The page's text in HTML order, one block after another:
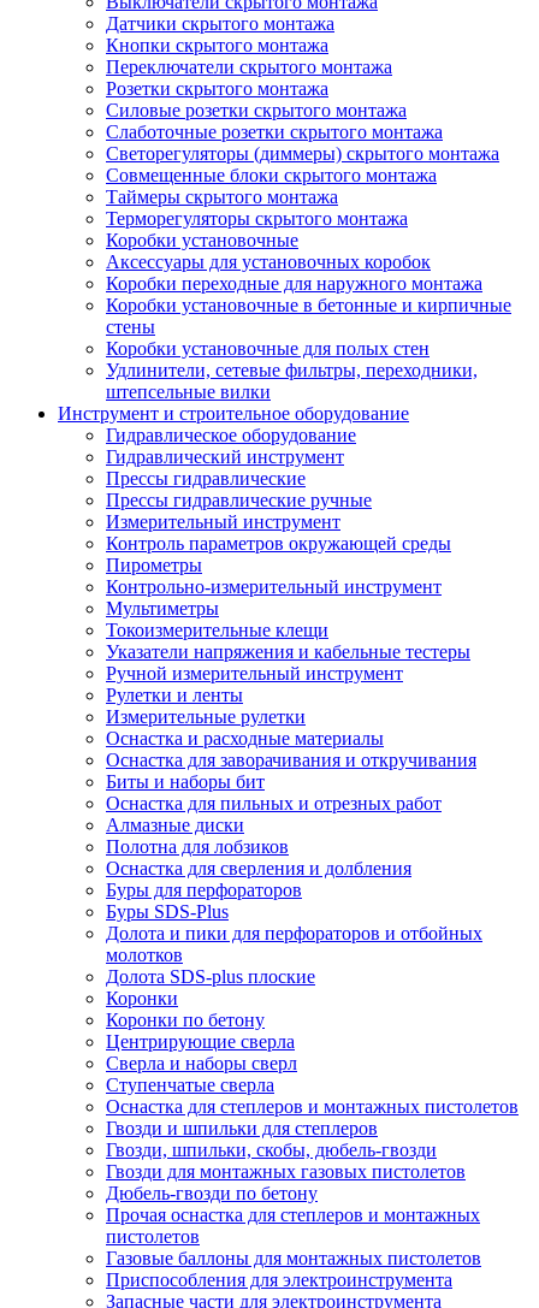
Датчики скрытого монтажа
Кнопки скрытого монтажа
Переключатели скрытого монтажа
Розетки скрытого монтажа
Силовые розетки скрытого монтажа
Слаботочные розетки скрытого монтажа
Светорегуляторы (диммеры) скрытого монтажа
Совмещенные блоки скрытого монтажа
Таймеры скрытого монтажа
Терморегуляторы скрытого монтажа
Коробки установочные
Аксессуары для установочных коробок
Коробки переходные для наружного монтажа
Коробки установочные в бетонные и кирпичные
стены
Коробки установочные для полых стен
Удлинители, сетевые фильтры, переходники,
штепсельные вилки
Инструмент и строительное оборудование
Гидравлическое оборудование
Гидравлический инструмент
Прессы гидравлические
Прессы гидравлические ручные
Измерительный инструмент
Контроль параметров окружающей среды
Пирометры
Контрольно-измерительный инструмент
Мультиметры
Токоизмерительные клещи
Указатели напряжения и кабельные тестеры
Ручной измерительный инструмент
Рулетки и ленты
Измерительные рулетки
Оснастка и расходные материалы
Оснастка для заворачивания и откручивания
Биты и наборы бит
Оснастка для пильных и отрезных работ
Алмазные диски
Полотна для лобзиков
Оснастка для сверления и долбления
Буры для перфораторов
Буры SDS-Plus
Долота и пики для перфораторов и отбойных
молотков
Долота SDS-plus плоские
Коронки
Коронки по бетону
Центрирующие сверла
Сверла и наборы сверл
Ступенчатые сверла
Оснастка для степлеров и монтажных пистолетов
Гвозди и шпильки для степлеров
Гвозди, шпильки, скобы, дюбель-гвозди
Гвозди для монтажных газовых пистолетов
Дюбель-гвозди по бетону
Прочая оснастка для степлеров и монтажных
пистолетов
Газовые баллоны для монтажных пистолетов
Приспособления для электроинструмента
Запасные части для электроинструмента